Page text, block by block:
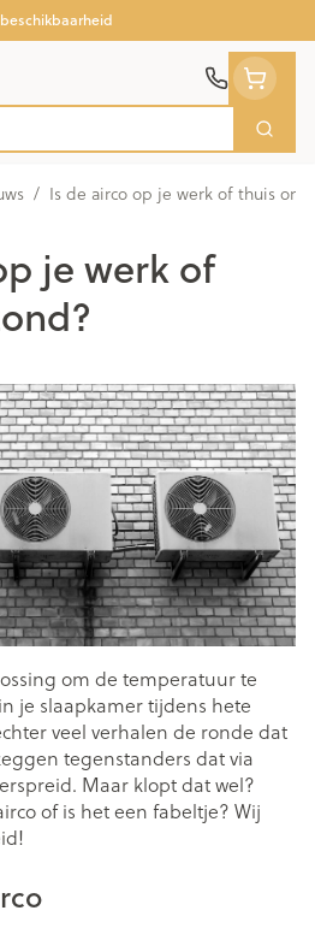
Zoek
/ Is de airco op je werk of thuis
je werk of
om de temperatuur te
je slaapkamer tijdens hete
veel verhalen de ronde dat
tegenstanders dat via
Maar klopt dat wel?
of is het een fabeltje? Wij